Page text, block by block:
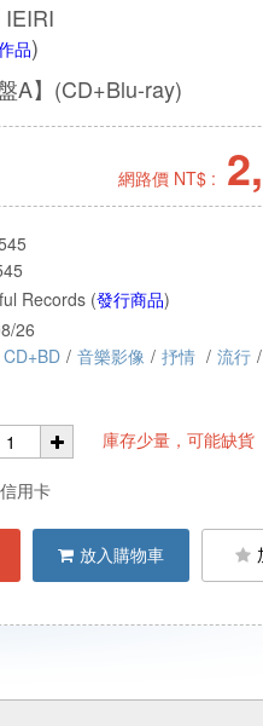
品)
A】(CD+Blu-ray)
網路價 NT$ :
Records (發行商品)
26
CD+BD / 音樂影像 / 抒情 / 流行 /
庫存少量，可能缺貨
信用卡
放入購物車